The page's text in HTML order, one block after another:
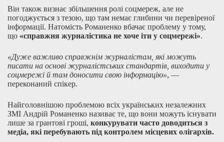
Він також визнає збільшення ролі соцмереж, але не
погоджується з тезою, що там немає глибини чи перевіреної
інформації. Натомість Романенко вбачає проблему у тому,
що «справжня журналістика не хоче іти у соцмережі».
«Дуже важливо справжнім журналістам, які можуть
писати на основі журналістських стандартів, виходити у
соцмережі й там доносити свою інформацію», —
переконаний спікер.
Найголовнішою проблемою всіх українських незалежних
ЗМІ Андрій Романенко називає те, що вони можуть існувати
лише за грантові гроші, конкурувати часто доводиться з
медіа, які перебувають під контролем місцевих олігархів.